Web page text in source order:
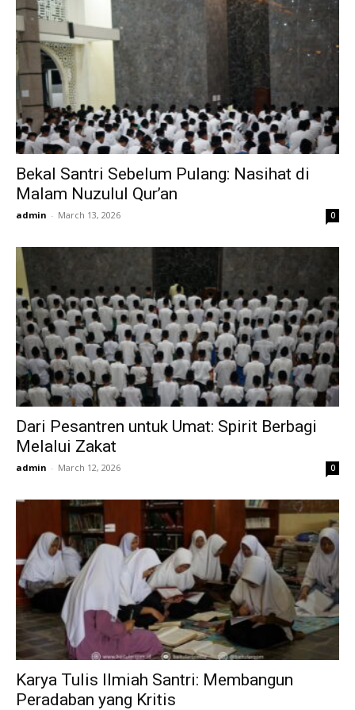
Bekal Santri Sebelum Pulang: Nasihat di
Malam Nuzulul Qur’an
admin - March 13, 2026 0
Dari Pesantren untuk Umat: Spirit Berbagi
Melalui Zakat
admin - March 12, 2026 0
Karya Tulis Ilmiah Santri: Membangun
Peradaban yang Kritis